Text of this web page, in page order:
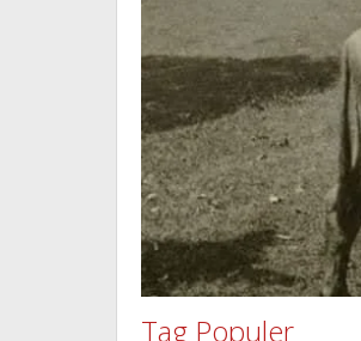
Tag Populer